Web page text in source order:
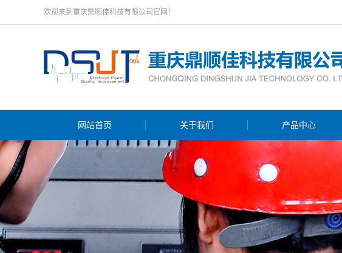
欢迎来到重庆鼎顺佳科技有限公司官网！
网站首页 关于我们
荣誉资质
产品中心
无功补偿
仪器仪表
电力电容器
电压暂降